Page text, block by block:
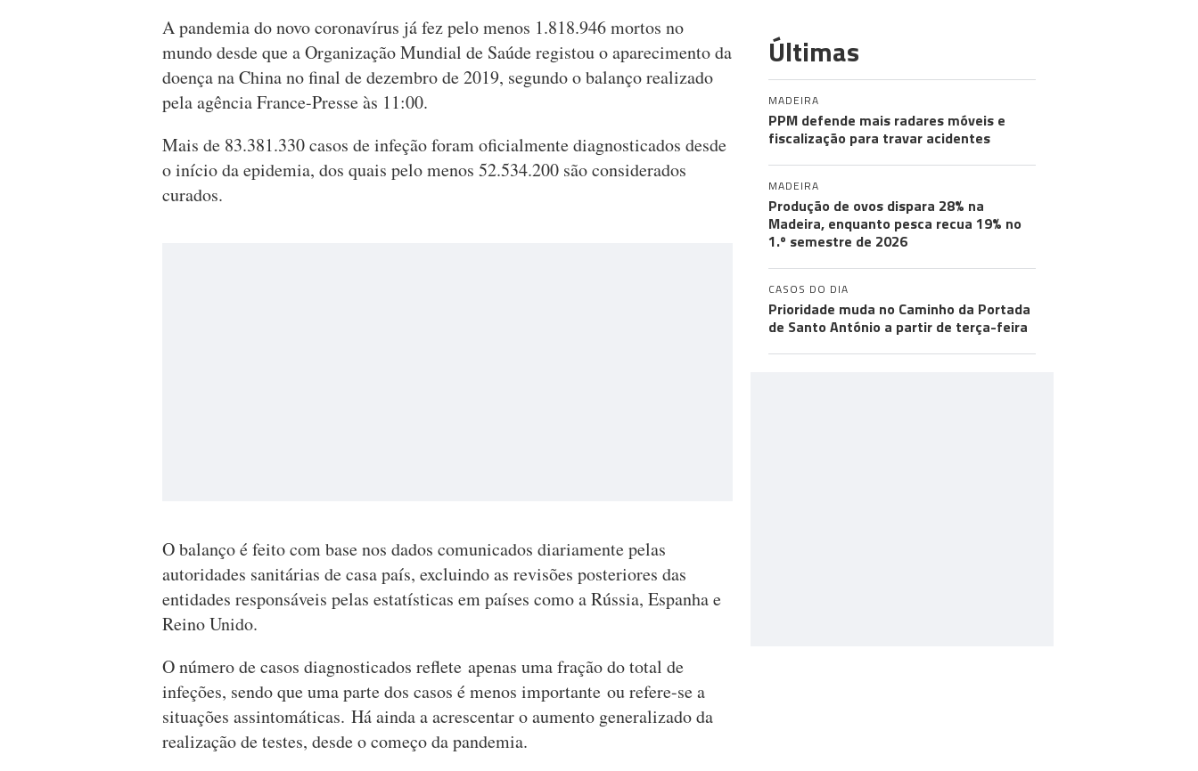
A pandemia do novo coronavírus já fez pelo menos 1.818.946 mortos no
mundo desde que a Organização Mundial de Saúde registou o aparecimento da
doença na China no final de dezembro de 2019, segundo o balanço realizado
pela agência France-Presse às 11:00.
Mais de 83.381.330 casos de infeção foram oficialmente diagnosticados desde
o início da epidemia, dos quais pelo menos 52.534.200 são considerados
curados.
O balanço é feito com base nos dados comunicados diariamente pelas
autoridades sanitárias de casa país, excluindo as revisões posteriores das
entidades responsáveis pelas estatísticas em países como a Rússia, Espanha e
Reino Unido.
O número de casos diagnosticados reflete apenas uma fração do total de
infeções, sendo que uma parte dos casos é menos importante ou refere-se a
situações assintomáticas. Há ainda a acrescentar o aumento generalizado da
realização de testes, desde o começo da pandemia.
Últimas
MADEIRA
PPM defende mais radares móveis e
fiscalização para travar acidentes
MADEIRA
Produção de ovos dispara 28% na
Madeira, enquanto pesca recua 19% no
1.º semestre de 2026
CASOS DO DIA
Prioridade muda no Caminho da Portada
de Santo António a partir de terça-feira